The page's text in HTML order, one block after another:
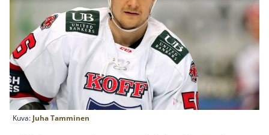
Kuva: Juha Tamminen